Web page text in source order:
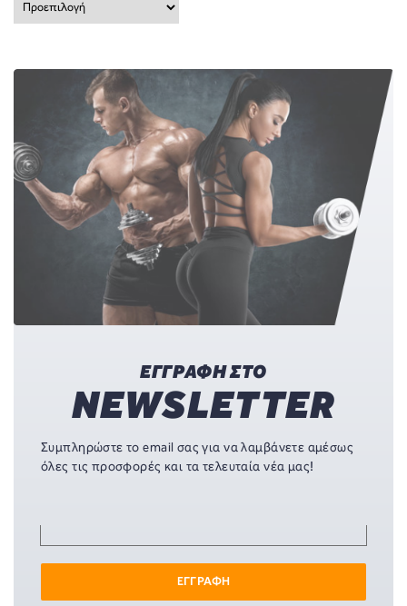
ΕΓΓΡΑΦΗ ΣΤΟ
NEWSLETTER
Συμπληρώστε το email σας για να λαμβάνετε αμέσως
όλες τις προσφορές και τα τελευταία νέα μας!
ΕΓΓΡΑΦΗ